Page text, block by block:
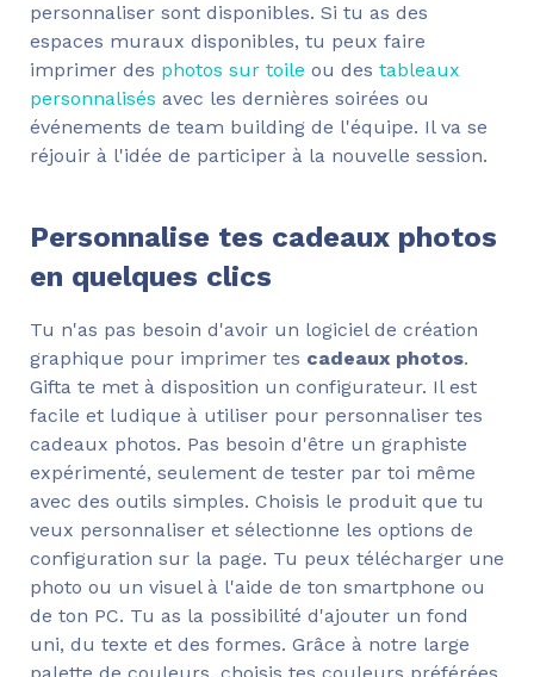
personnaliser sont disponibles. Si tu as des
espaces muraux disponibles, tu peux faire
imprimer des photos sur toile ou des tableaux
personnalisés avec les dernières soirées ou
événements de team building de l'équipe. Il va se
réjouir à l'idée de participer à la nouvelle session.
Personnalise tes cadeaux photos
en quelques clics
Tu n'as pas besoin d'avoir un logiciel de création
graphique pour imprimer tes cadeaux photos.
Gifta te met à disposition un configurateur. Il est
facile et ludique à utiliser pour personnaliser tes
cadeaux photos. Pas besoin d'être un graphiste
expérimenté, seulement de tester par toi même
avec des outils simples. Choisis le produit que tu
veux personnaliser et sélectionne les options de
configuration sur la page. Tu peux télécharger une
photo ou un visuel à l'aide de ton smartphone ou
de ton PC. Tu as la possibilité d'ajouter un fond
uni, du texte et des formes. Grâce à notre large